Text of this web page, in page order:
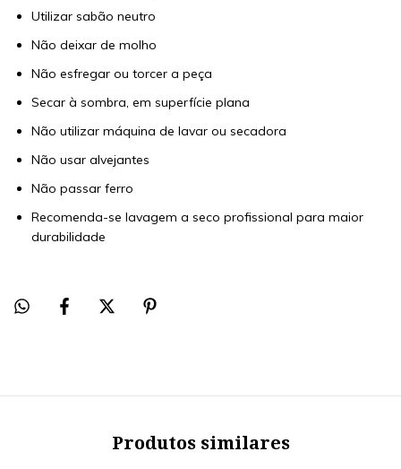
Utilizar sabão neutro
Não deixar de molho
Não esfregar ou torcer a peça
Secar à sombra, em superfície plana
Não utilizar máquina de lavar ou secadora
Não usar alvejantes
Não passar ferro
Recomenda-se lavagem a seco profissional para maior
durabilidade
Produtos similares